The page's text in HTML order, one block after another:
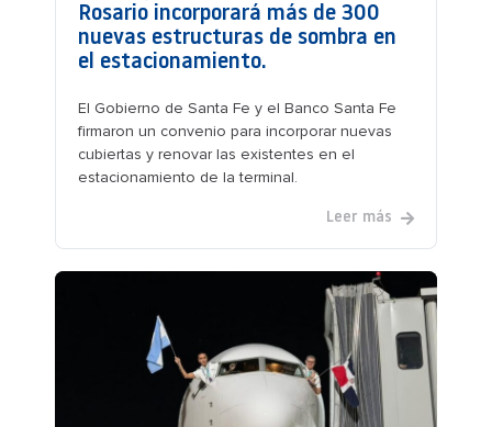
Rosario incorporará más de 300
nuevas estructuras de sombra en
el estacionamiento.
El Gobierno de Santa Fe y el Banco Santa Fe
firmaron un convenio para incorporar nuevas
cubiertas y renovar las existentes en el
estacionamiento de la terminal.
Leer más